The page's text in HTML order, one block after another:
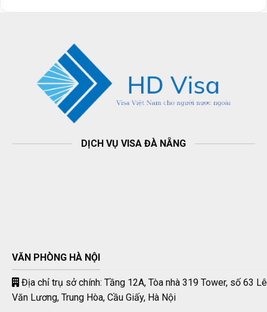
DỊCH VỤ VISA ĐÀ NẴNG
VĂN PHÒNG HÀ NỘI
Địa chỉ trụ sở chính: Tầng 12A, Tòa nhà 319 Tower, số 63 Lê
Văn Lương, Trung Hòa, Cầu Giấy, Hà Nội